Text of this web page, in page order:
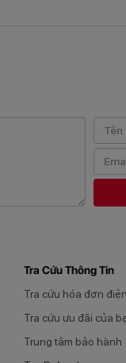
Tra Cứu Thông Tin
Tra cứu hóa đơn
Tra cứu ưu đãi của
Trung tâm bảo hành